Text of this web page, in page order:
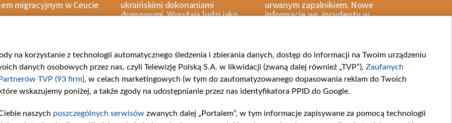
migracyjnym w Ceucie
2026 POLITYKA
ukraińskimi dokonaniami
dronowymi. Wysyłają ludzi jako
06 SIERPNIA 2026 WOJNA
urwanym zapalnikiem. Nowe
informacje ws. incydentu w
06 SIERPNIA 2026 NASZE BEZPIECZEŃSTWO 06 SIERPNIA 2026
Centrum Europy Serwisy partnerskie Moje zgody
na korzystanie z technologii automatycznego śledzenia i zbierania danych, dostęp do informacji na Twoim urządzeniu
danych osobowych przez nas, czyli Telewizję Polską S.A. w likwidacji (zwaną dalej również „TVP”), Zaufanych
TVP (93 firm), w celach marketingowych (w tym do zautomatyzowanego dopasowania reklam do Twoich
wskazujemy poniżej, a także zgody na udostępnianie przez nas identyfikatora PPID do Google.
naszych poszczególnych serwisów zwanych dalej „Portalem”, w tym informacje zapisywane za pomocą technologii